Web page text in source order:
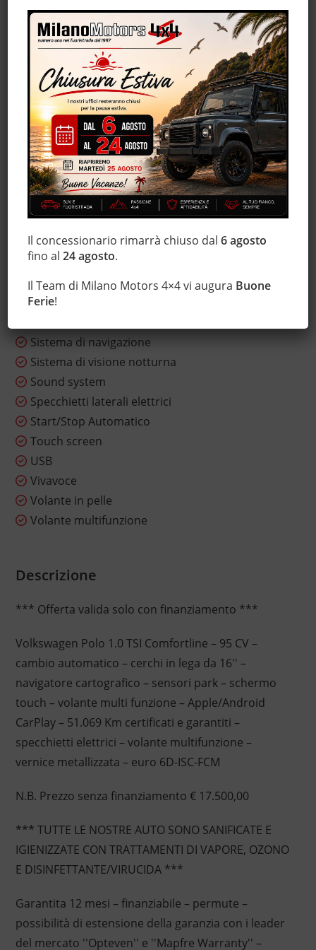
ESP
Fari LED
Fendinebbia
Frenata d'emergenza assistita
Hill holder
Immobilizzatore elettronico
Interni in pelle
Isofix
Luci diurne
Marmitta catalitica
Monitoraggio pressione pneumatici
MP3
Schermo multifunzione interamente digitale
Sensore di luce
Sensori di parcheggio posteriori
Sistema di navigazione
Sistema di visione notturna
Sound system
Specchietti laterali elettrici
Start/Stop Automatico
Touch screen
USB
Vivavoce
Volante in pelle
Volante multifunzione
Descrizione
*** Offerta valida solo con finanziamento ***
Volkswagen Polo 1.0 TSI Comfortline – 95 CV –
cambio automatico – cerchi in lega da 16'' –
navigatore cartografico – sensori park – schermo
touch – volante multi funzione – Apple/Android
CarPlay – 51.069 Km certificati e garantiti –
specchietti elettrici – volante multifunzione –
vernice metallizzata – euro 6D-ISC-FCM
N.B. Prezzo senza finanziamento € 17.500,00
*** TUTTE LE NOSTRE AUTO SONO SANIFICATE E
IGIENIZZATE CON TRATTAMENTI DI VAPORE, OZONO
E DISINFETTANTE/VIRUCIDA ***
Garantita 12 mesi – finanziabile – permute –
possibilità di estensione della garanzia con i leader
del mercato ''Opteven'' e ''Mapfre Warranty'' –
Il concessionario rimarrà chiuso dal6 agosto
fino al24 agosto.
Il Team di Milano Motors 4×4 vi augura Buone
Ferie!